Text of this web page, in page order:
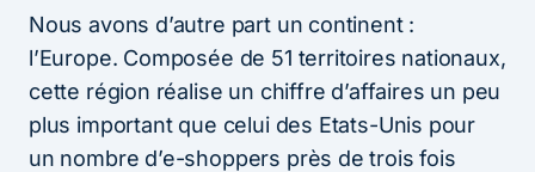
Nous avons d’autre part un continent :
l’Europe. Composée de 51 territoires nationaux,
cette région réalise un chiffre d’affaires un peu
plus important que celui des Etats-Unis pour
un nombre d’e-shoppers près de trois fois